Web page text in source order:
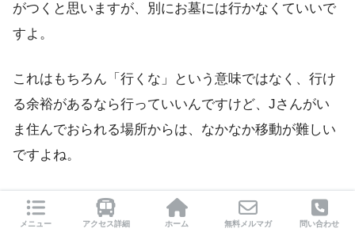
がつくと思いますが、別にお墓には行かなくていいで
すよ。
これはもちろん「行くな」という意味ではなく、行け
る余裕があるなら行っていいんですけど、Jさんがい
ま住んでおられる場所からは、なかなか移動が難しい
ですよね。
なので、無理していく必要はなく、例えば「月命日」
は少し祈りに時間を割くとか、毎朝毎晩、短くてもい
メニュー アクセス詳細 ホーム 無料メルマガ 問い合わせ